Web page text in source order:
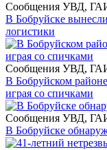
Сообщения УВД,
В Бобруйске
логистики
Сообщения УВД,
В Бобруйском
играя со спичками
Сообщения УВД,
В Бобруйске